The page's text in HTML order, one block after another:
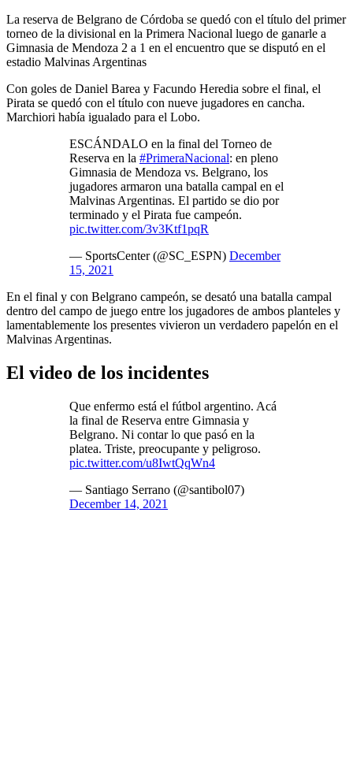
La reserva de Belgrano de Córdoba se quedó con el título del primer
torneo de la divisional en la Primera Nacional luego de ganarle a
Gimnasia de Mendoza 2 a 1 en el encuentro que se disputó en el
estadio Malvinas Argentinas
Con goles de Daniel Barea y Facundo Heredia sobre el final, el
Pirata se quedó con el título con nueve jugadores en cancha.
Marchiori había igualado para el Lobo.
ESCÁNDALO en la final del Torneo de
Reserva en la #PrimeraNacional: en pleno
Gimnasia de Mendoza vs. Belgrano, los
jugadores armaron una batalla campal en el
Malvinas Argentinas. El partido se dio por
terminado y el Pirata fue campeón.
pic.twitter.com/3v3Ktf1pqR
— SportsCenter (@SC_ESPN) December
15, 2021
En el final y con Belgrano campeón, se desató una batalla campal
dentro del campo de juego entre los jugadores de ambos planteles y
lamentablemente los presentes vivieron un verdadero papelón en el
Malvinas Argentinas.
El video de los incidentes
Que enfermo está el fútbol argentino. Acá
la final de Reserva entre Gimnasia y
Belgrano. Ni contar lo que pasó en la
platea. Triste, preocupante y peligroso.
pic.twitter.com/u8IwtQqWn4
— Santiago Serrano (@santibol07)
December 14, 2021